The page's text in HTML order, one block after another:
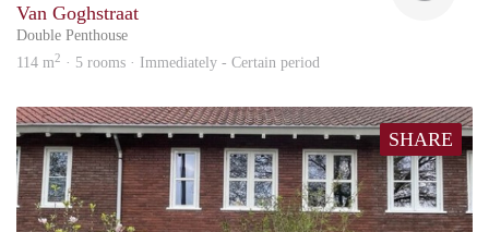
Van Goghstraat
Double Penthouse
114 m2 · 5 rooms · Immediately - Certain period
SHARE